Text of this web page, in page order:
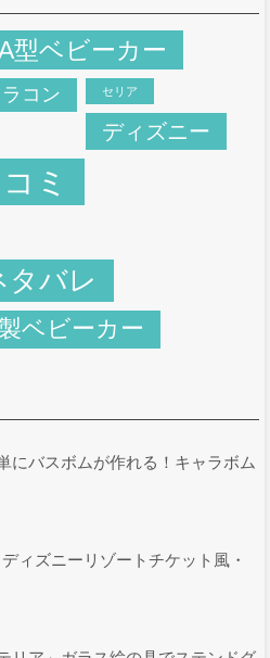
型ベビーカー
コン セリア
ディズニー
ミ
タバレ
ベビーカー
にバスボムが作れる！キャラボム
ィズニーリゾートチケット風・